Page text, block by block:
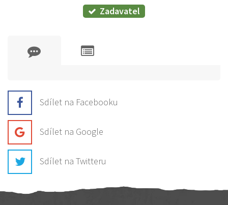
Zadavatel
Sdílet na Facebooku
Sdílet na Google
Sdílet na Twitteru